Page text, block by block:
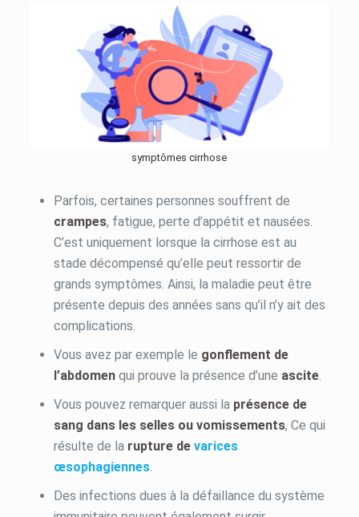
symptômes cirrhose
Parfois, certaines personnes souffrent de
crampes, fatigue, perte d’appétit et nausées.
C’est uniquement lorsque la cirrhose est au
stade décompensé qu’elle peut ressortir de
grands symptômes. Ainsi, la maladie peut être
présente depuis des années sans qu’il n’y ait des
complications.
Vous avez par exemple le gonflement de
l’abdomenqui prouve la présence d’une ascite.
Vous pouvez remarquer aussi la présence de
sang dans les selles ou vomissements, Ce qui
résulte de la rupture de varices
œsophagiennes.
Des infections dues à la défaillance du système